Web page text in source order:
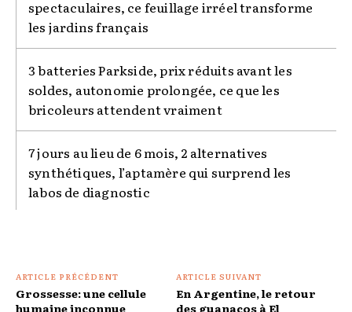
spectaculaires, ce feuillage irréel transforme
les jardins français
3 batteries Parkside, prix réduits avant les
soldes, autonomie prolongée, ce que les
bricoleurs attendent vraiment
7 jours au lieu de 6 mois, 2 alternatives
synthétiques, l’aptamère qui surprend les
labos de diagnostic
ARTICLE PRÉCÉDENT
Grossesse: une cellule
humaine inconnue
ARTICLE SUIVANT
En Argentine, le retour
des guanacos à El